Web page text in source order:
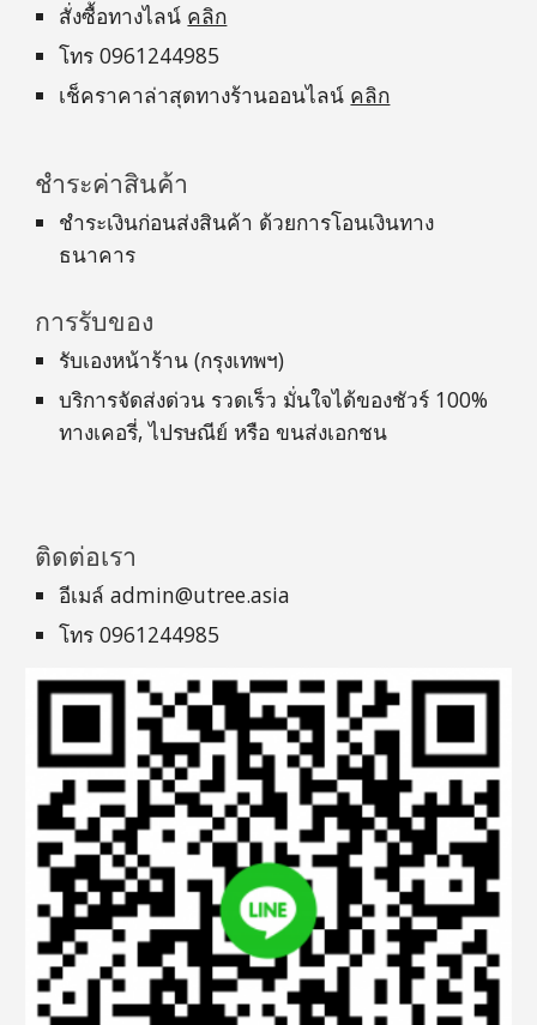
สั่งซื้อทางไลน์ คลิก
โทร 0961244985
เช็คราคาล่าสุดทางร้านออนไลน์ คลิก
ชำระค่าสินค้า
ชำระเงินก่อนส่งสินค้า ด้วยการโอนเงินทาง
ธนาคาร
การรับของ
รับเองหน้าร้าน (กรุงเทพฯ)
บริการจัดส่งด่วน รวดเร็ว มั่นใจได้ของชัวร์ 100%
ทางเคอรี่, ไปรษณีย์ หรือ ขนส่งเอกชน
ติดต่อเรา
อีเมล์ admin@utree.asia
โทร 0961244985